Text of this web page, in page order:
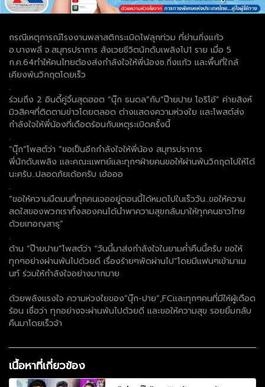
กรณีเหตุการณ์โรงงานพลาสติกระเบิดไฟลุกท่วม ที่ย่านกิ่งแก้ว
อ.บางพลี จ.สมุทรปราการ สังเวยชีวิตนักดับเพลิงไป1 ราย เมื่อ 5
ก.ค.64ทำให้คนไทยต้องส่งกำลังใจให้พี่น้องซ.กิ่งแก้ว และพื้นที่ใกล้
เคียงพ้นวิกฤตโดยเร็ว
.
ร่วมถึง 2 อินดี้คู่จิ้นสุดฮอต “นุ๊ก ธนดล”กับ”ป๊ายปาย โอริโอ้” ค่ายสิงห์
มิวสิคฯที่ติดตามข่าวโดยตลอด ต่างแสดงความห่วงใย และโพสต์ส่ง
กำลังใจให้พี่น้องที่เดือดร้อนกับเหตุระเบิดครั้งนี้
.
“นุ๊ก”โพสต์ว่า “ขอเป็นอีกกำลังใจให้พี่น้อง สมุทรปราการ
พี่นักดับเพลิง และคณะแพทย์และทุกๆฝ่ายคนขอให้ผ่านพ้นวิกฤตไปให้ได้
นะครับ..ปลอดภัยเด้อครับ เฮ้อออ
.
“ขอให้ความมืดมนที่ทุกคนเจออยู่ตอนนี้ได้หมดไปในเร็ววัน..ขอให้ความ
สดใสของพวกเราทั้งสองคนได้นำพาความสุขกลับมาให้ทุกคนชาวไทย
ด้วยเทอญสาธุ”
.
ด้าน “ป๊ายปาย”โพสต์ว่า “วันนี้มาส่งกำลังใจในยามค่ำคืนนี้ครับ ขอให้
ทุกๆอย่างผ่านพ้นไปด้วยดี เรื่องร้ายๆพัดผ่านไป”โดยมีแฟนๆเข้ามาเม
นท์ ร่วมให้กำลังใจอย่างมากมาย
.
ด้วยพลังแรงใจ ความห่วงใยของ”นุ๊ก-ปาย”,FCและทุกๆคนที่มีให้ผู้เดือด
ร้อน เชื่อว่า ทุกอย่างจะผ่านพ้นไปด้วยดี และขอให้ความสุข รอยยิ้มกลับ
คืนมาโดยเร็วจ้า
เนื้อหาที่เกี่ยวข้อง